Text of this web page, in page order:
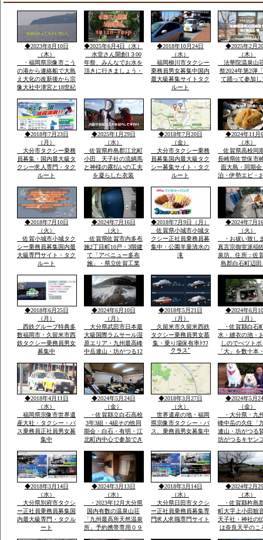
◆2023年8月10日
（木）
・福岡県宗像市こう
の港から連絡船で大島
え大化の改新後から宗
像大社中津宮と18世紀
宮遥拝所「神宿る島」
沖ノ島ユネスコ世界遺
産構成資産郡島には最
新の宗像市みなとタク
シー1台常時待機
◆2025年6月4日（水）
水堂さん開創1３00
年祭、みんなでお水を
頂きに行きましょう・
◆2018年10月24日
（水）
福岡柳川市タクシー
乗務員男女募集中国内
最大級募集サイトタク
ルート
◆2025年2月
（木）
法華院温泉山
祭2024年第2弾
て踊って参加し
◆2018年7月23日
（月）
大分市タクシー乗務
員募集・国内最大級タ
クシー求人専門・タク
ルート
◆2025年1月29日
（水）
佐賀県杵島郡江北町
小田 天子社の流鏑馬
と神様の露払いの工夫
を凝らした衣装
◆2018年7月20日
（金）
大分市タクシー乗務
員募集国内最大級タク
シー募集サイト・タク
ルート
◆2024年11月
（水）
佐賀県高校同
長崎県佐世保市
面大島・同期会
泊・伊勢エビ・
宿「港町」旅行
告・佐賀県から
西海市崎戸方面
を渡つて大島
◆2018年7月10日
（火）
佐賀小城市小城タク
シー乗務員募集国内最
大級専門サイト・タク
ルート
◆2024年7月16日
（火）
佐賀県佐賀市内多布
施2丁目町10戸・3階建
て「アベニュー多布
施」・県立佐賀工業
布施橋バス停まで2
分・インターネツト無
料・「室内小型ペツト
飼育相談可 3000円
up」2・3階別階段
◆2018年7月9日（月）
佐賀県小城市小城タ
クシー正社員乗務員募
集中・公園羊羹清水の
滝
◆2024年7月
（火）
・お祓い致し
真言宗御室派稲
泉坊、住所：佐
島郡白石町辺田
0954-65-2806 /
８０－２７１４
８４
◆2018年6月25日
（月）
西鉄グループ特典多
数福岡市・久留米市西
鉄タクシー乗務員男女
募集中
◆2024年6月10日
（月）
大分県武田市日本最
大級国際ラムサール湿
原エリア・九州最高峰
中岳連山・坊がつる12
院温泉山荘・山頂の
峰々は白い雪と樹氷に
なり春・夏とは別の山
と自然が表現され気持
ち良さです
◆2018年5月21日
（月）
久留米市久留米西鉄
タクシー乗務員男女慕
集・乗り場保有率ﾄﾂﾌ
クラスﾟ
◆2024年6月
（月）
・佐賀縣白石
水・縫衣の池・
しのでぺツト
「大」を数十本
う魔法の水だそ
す・白石平野の
玉ねぎ畑と近く
水堂さん・須古
稲佐神社妻山神
ります
◆2018年4月11日
（水）
福岡県宗像市世界遺
産大社・タクシー・バ
ス乗務員正社員男女募
集中
◆2024年5月24日
（金）
・佐賀縣立白石高校
3年3組・4組その他同
期会・白石・有明・江
北町内中心で参加でき
久しぶりで開催・全国
で有名優良な玉ねぎ・
蓮根・佐賀米の産地六
角川が流れ自然に恵ま
れた町で過ごした場所
◆2018年3月27日
（火）
世界遺産の地・福岡
県宗像市タクシー・バ
ス、乗務員男女募集中
◆2024年5月
（金）
・大分県・九
峰中岳の久住「
連山・坊がつる
坊がつるキヤン
法華院温泉山荘
ピンクの花で有
ヤマキリシマ・
歴史などで日本
数有名な法華院
荘
◆2018年3月14日
（水）
大分県別府市タクシ
ー正社員乗務員募集国
内最大級専門・タクル
ート
◆2024年3月13日
（水）
・2023年12月大分県
国内有数の温泉山荘
「九州最高所天然温泉
所」予約携帯専用０９
◆2018年3月14日
（水）
大分県日田市タクシ
ー正社員乗務員募集専
門求人求職専門サイト
◆2024年2月
（木）
・佐賀縣杵島
町大字上小田観
天子社・神社の
は奈良天平のこ